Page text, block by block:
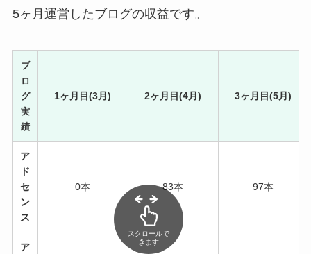
5ヶ月運営したブログの収益です。
ブ
ロ
グ
実
績
1ヶ月目(3月) 2ヶ月目(4月) 3ヶ月目(5月)
ア
ド
セ
ン
ス
0本 83本 97本
ア
スクロールで
きます